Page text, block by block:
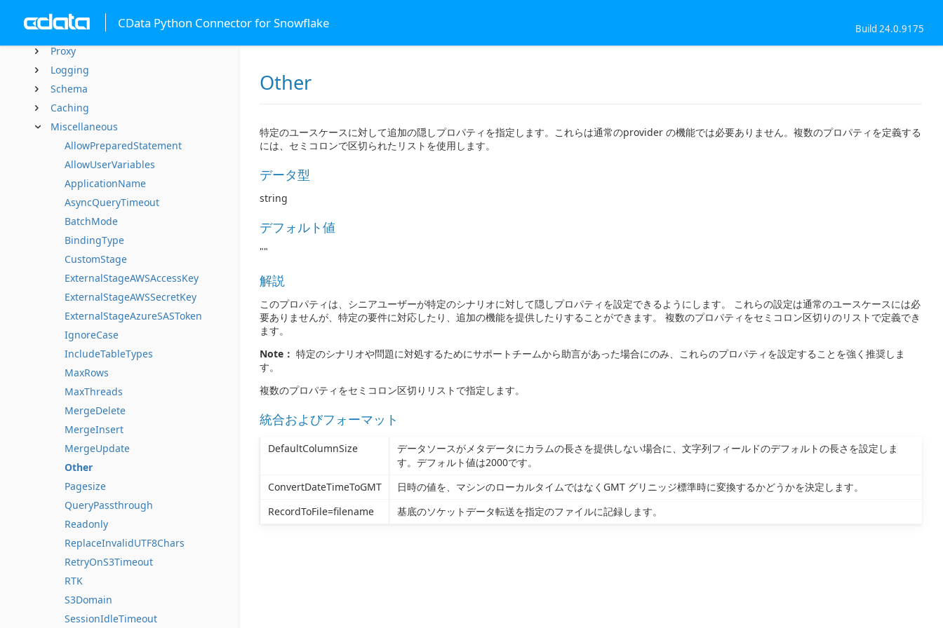
CData Python Connector for Snowflake Build 24.0.9175
SSL
Firewall
Proxy
Logging
Schema
Caching
Miscellaneous
AllowPreparedStatement
AllowUserVariables
ApplicationName
AsyncQueryTimeout
BatchMode
BindingType
CustomStage
ExternalStageAWSAccessKey
ExternalStageAWSSecretKey
ExternalStageAzureSASToken
IgnoreCase
IncludeTableTypes
MaxRows
MaxThreads
MergeDelete
MergeInsert
MergeUpdate
Other
Pagesize
QueryPassthrough
Readonly
ReplaceInvalidUTF8Chars
RetryOnS3Timeout
RTK
S3Domain
SessionIdleTimeout
Other
特定のユースケースに対して追加の隠しプロパティを指定します。これらは通常のprovider の機能では必要ありません。複数のプロパティを定義する
には、セミコロンで区切られたリストを使用します。
データ型
string
デフォルト値
""
解説
このプロパティは、シニアユーザーが特定のシナリオに対して隠しプロパティを設定できるようにします。 これらの設定は通常のユースケースには必
要ありませんが、特定の要件に対応したり、追加の機能を提供したりすることができます。 複数のプロパティをセミコロン区切りのリストで定義でき
ます。
Note： 特定のシナリオや問題に対処するためにサポートチームから助言があった場合にのみ、これらのプロパティを設定することを強く推奨しま
す。
複数のプロパティをセミコロン区切りリストで指定します。
統合およびフォーマット
DefaultColumnSize
データソースがメタデータにカラムの長さを提供しない場合に、文字列フィールドのデフォルトの長さを設定しま
す。デフォルト値は2000です。
ConvertDateTimeToGMT
日時の値を、マシンのローカルタイムではなくGMT グリニッジ標準時に変換するかどうかを決定します。
RecordToFile=filename
基底のソケットデータ転送を指定のファイルに記録します。